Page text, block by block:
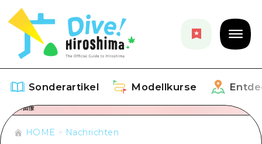
Sonderartikel Modellkurse
Sonderartikel
HOME Nachrichten